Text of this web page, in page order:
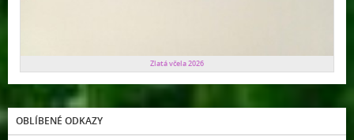
Zlatá včela 2026
OBLÍBENÉ ODKAZY